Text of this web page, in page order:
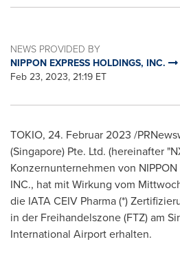
NEWS PROVIDED BY
NIPPON EXPRESS HOLDINGS, INC.
Feb 23, 2023, 21:19 ET
TOKIO, 24. Februar 2023 /
(Singapore) Pte. Ltd. (hereinafter
Konzernunternehmen von NIPPON
INC., hat mit Wirkung vom
die IATA CEIV Pharma (*)
in der Freihandelszone (FTZ) am
International Airport erhalten.